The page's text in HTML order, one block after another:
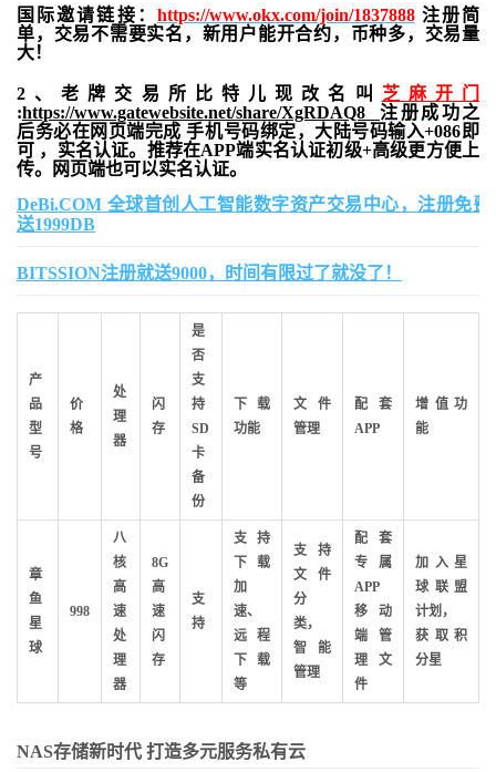
国际邀请链接： https://www.okx.com/join/1837888注册简
单，交易不需要实名，新用户能开合约， 币种多，交易量
大！
2、老牌交易所比特儿现改名叫 芝麻开门
:https://www.gatewebsite.net/share/XgRDAQ8 注册成功之
后务必在网页端完成 手机号码绑定，大陆号码输入+086即
可 ，实名认证。推荐在APP端实名认证初级+高级更方便上
传。网页端也可以实名认证。
DeBi.COM 全球首创人工智能数字资产交易中心，注册免费
送1999DB
BITSSION注册就送9000，时间有限过了就没了！
产
品
型
号
价
格
处
理
器
闪
存
是
否
支
持
SD
卡
备
份
下载
功能
文件
管理
配套
APP
增值功
能
章
鱼
星
球
998
八
核
高
速
处
理
器
8G
高
速
闪
存
支
持
支持
下载
加
速、
远程
下载
等
支持
文件
分
类，
智能
管理
配套
专属
APP
移动
端管
理文
件
加入星
球联盟
计划，
获取积
分星
NAS存储新时代 打造多元服务私有云